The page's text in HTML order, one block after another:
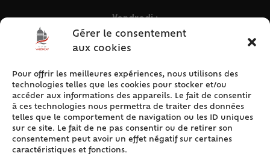
Gérer le consentement
aux cookies
Pour offrir les meilleures expériences, nous utilisons des
technologies telles que les cookies pour stocker et/ou
accéder aux informations des appareils. Le fait de consentir
à ces technologies nous permettra de traiter des données
telles que le comportement de navigation ou les ID uniques
sur ce site. Le fait de ne pas consentir ou de retirer son
consentement peut avoir un effet négatif sur certaines
caractéristiques et fonctions.
Vendredi :
9h – 12h & 13h30 – 16h30
ACCÈS RAPIDE
Accueil
Contact
Plan du site
Mentions légales